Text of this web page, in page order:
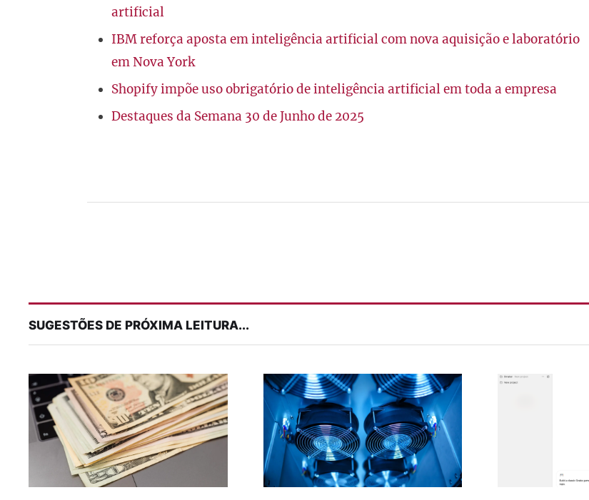
artificial
IBM reforça aposta em inteligência artificial com nova aquisição e laboratório
em Nova York
Shopify impõe uso obrigatório de inteligência artificial em toda a empresa
Destaques da Semana 30 de Junho de 2025
SUGESTÕES DE PRÓXIMA LEITURA...